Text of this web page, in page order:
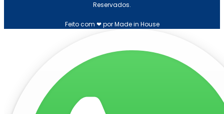
Reservados.
Feito com ❤ por Made in House